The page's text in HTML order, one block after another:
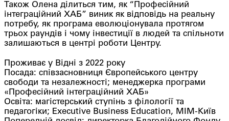
Також Олена ділиться тим, як “Професійний
інтеграційний ХАБ” виник як відповідь на реальну
потребу, як програма еволюціонувала протягом
трьох раундів і чому інвестиції в людей та спільноти
залишаються в центрі роботи Центру.
Проживає у Відні з 2022 року
Посада: співзасновниця Європейського центру
свободи та незалежності; менеджерка програми
«Професійний інтеграційний ХАБ»
Освіта: магістерський ступінь з філології та
педагогіки; Executive Business Education, МІМ-Київ